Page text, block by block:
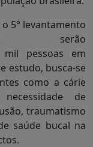
5° levantamento
serão
mil pessoas em
estudo, busca-se
como a cárie
de
traumatismo
saúde bucal na